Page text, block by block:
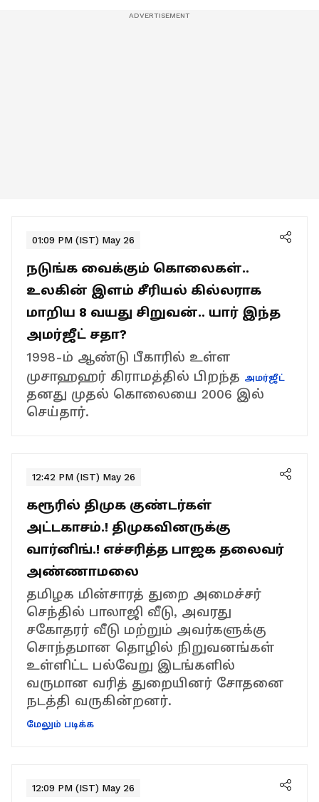
01:09 PM (IST) May 26
நடுங்க வைக்கும் கொலைகள்..
உலகின் இளம் சீரியல் கில்லராக
மாறிய 8 வயது சிறுவன்.. யார் இந்த
அமர்ஜீட் சதா?
1998-ம் ஆண்டு பீகாரில் உள்ள
முசாஹஹர் கிராமத்தில் பிறந்த அமர்ஜீட்
தனது முதல் கொலையை 2006 இல்
செய்தார்.
12:42 PM (IST) May 26
கரூரில் திமுக குண்டர்கள்
அட்டகாசம்.! திமுகவினருக்கு
வார்னிங்.! எச்சரித்த பாஜக தலைவர்
அண்ணாமலை
தமிழக மின்சாரத் துறை அமைச்சர்
செந்தில் பாலாஜி வீடு, அவரது
சகோதரர் வீடு மற்றும் அவர்களுக்கு
சொந்தமான தொழில் நிறுவனங்கள்
உள்ளிட்ட பல்வேறு இடங்களில்
வருமான வரித் துறையினர் சோதனை
நடத்தி வருகின்றனர்.
மேலும் படிக்க
12:09 PM (IST) May 26